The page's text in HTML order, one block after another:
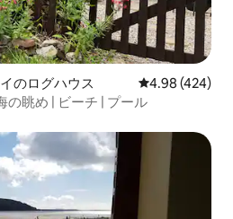
のログハウス レビュー424
4.98 (424)
の眺め | ビーチ | プール